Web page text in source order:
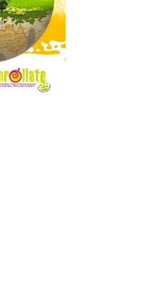
el lugar ideal
el eclipse
2026 sin
a
su
Vuelta